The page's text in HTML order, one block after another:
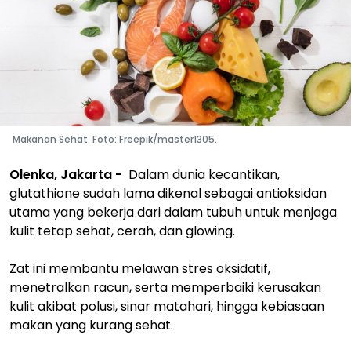
Makanan Sehat. Foto: Freepik/master1305.
Olenka, Jakarta - Dalam dunia kecantikan,
glutathione sudah lama dikenal sebagai antioksidan
utama yang bekerja dari dalam tubuh untuk menjaga
kulit tetap sehat, cerah, dan glowing.
Zat ini membantu melawan stres oksidatif,
menetralkan racun, serta memperbaiki kerusakan
kulit akibat polusi, sinar matahari, hingga kebiasaan
makan yang kurang sehat.